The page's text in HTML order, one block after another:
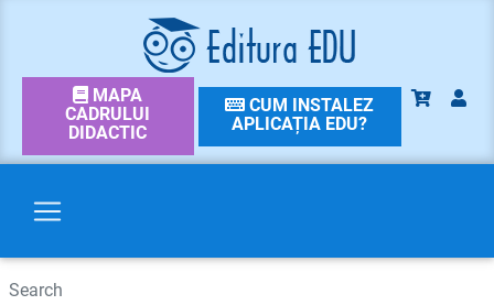
MAPA
CADRULUI
DIDACTIC
CUM INSTALEZ
APLICAȚIA EDU?